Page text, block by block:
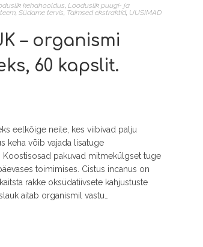
kehahooldus ,Looduslik puugi- ja
,Südame tervis Taimsed ekstraktid UUSIMAD
– organismi
60 kapslit.
eelkõige neile, kes viibivad palju
keha võib vajada lisatuge
Koostisosad pakuvad mitmekülgset tuge
toimimises. Cistus incanus on
rakke oksüdatiivsete kahjustuste
aitab organismil vastu…